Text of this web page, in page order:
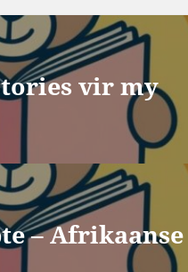
vir my
– Afrikaanse